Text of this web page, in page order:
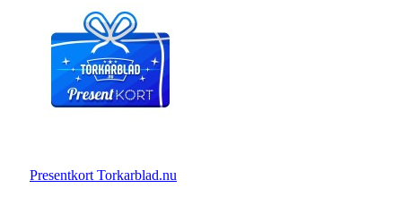
Presentkort Torkarblad.nu